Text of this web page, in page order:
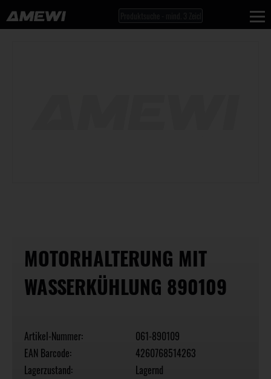
MOTORHALTERUNG MIT
WASSERKÜHLUNG 890109
Artikel-Nummer:
061-890109
EAN Barcode:
4260768514263
Lagerzustand:
Lagernd